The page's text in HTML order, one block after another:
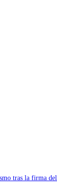
tras la firma